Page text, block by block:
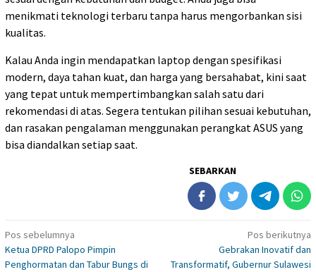
menikmati teknologi terbaru tanpa harus mengorbankan sisi
kualitas.
Kalau Anda ingin mendapatkan laptop dengan spesifikasi
modern, daya tahan kuat, dan harga yang bersahabat, kini saat
yang tepat untuk mempertimbangkan salah satu dari
rekomendasi di atas. Segera tentukan pilihan sesuai kebutuhan,
dan rasakan pengalaman menggunakan perangkat ASUS yang
bisa diandalkan setiap saat.
SEBARKAN
Navigasi
pos
Pos sebelumnya
Ketua DPRD Palopo Pimpin
Penghormatan dan Tabur Bungs di
Pos berikutnya
Gebrakan Inovatif dan
Transformatif, Gubernur Sulawesi